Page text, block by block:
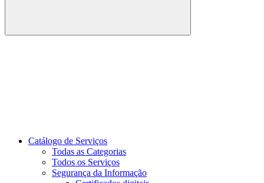
Buscar
Catálogo de Serviços
Todas as Categorias
Todos os Serviços
Segurança da Informação